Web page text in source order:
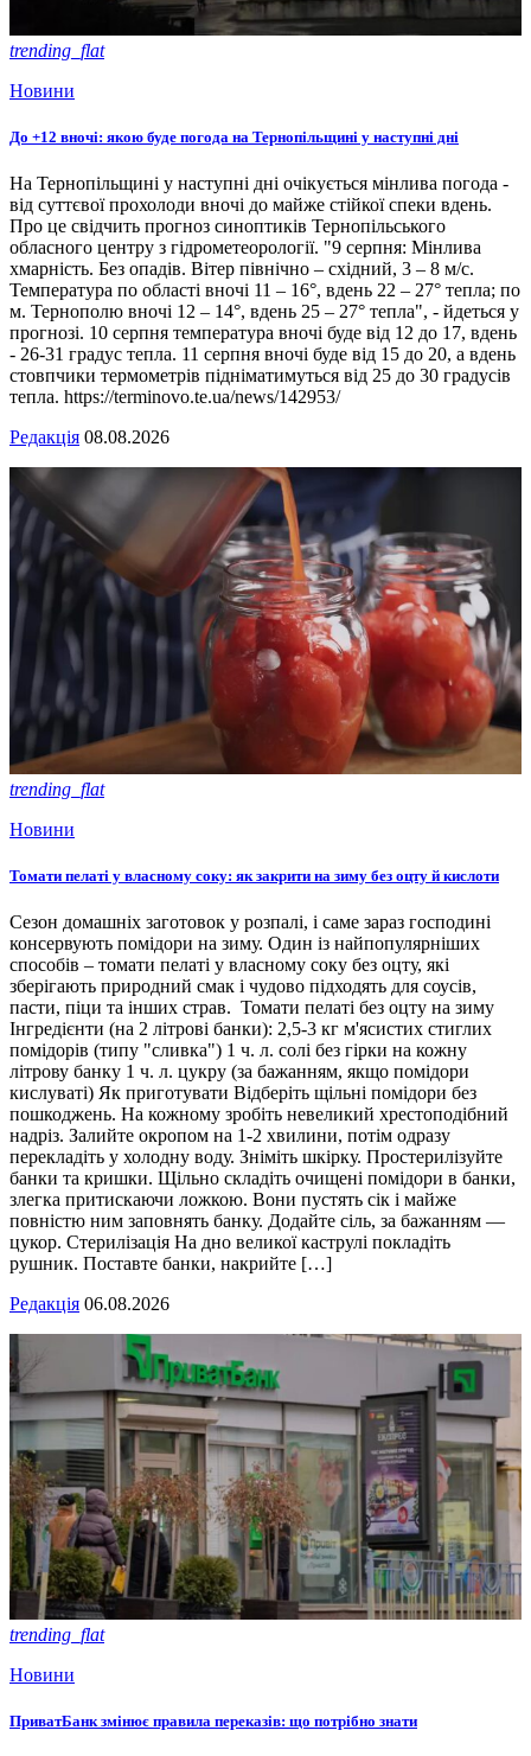
trending_flat
Новини
До +12 вночі: якою буде погода на Тернопільщині у наступні дні
На Тернопільщині у наступні дні очікується мінлива погода -
від суттєвої прохолоди вночі до майже стійкої спеки вдень.
Про це свідчить прогноз синоптиків Тернопільського
обласного центру з гідрометеорології. "9 серпня: Мінлива
хмарність. Без опадів. Вітер північно – східний, 3 – 8 м/с.
Температура по області вночі 11 – 16°, вдень 22 – 27° тепла; по
м. Тернополю вночі 12 – 14°, вдень 25 – 27° тепла", - йдеться у
прогнозі. 10 серпня температура вночі буде від 12 до 17, вдень
- 26-31 градус тепла. 11 серпня вночі буде від 15 до 20, а вдень
стовпчики термометрів підніматимуться від 25 до 30 градусів
тепла. https://terminovo.te.ua/news/142953/
Редакція 08.08.2026
trending_flat
Новини
Томати пелаті у власному соку: як закрити на зиму без оцту й кислоти
Сезон домашніх заготовок у розпалі, і саме зараз господині
консервують помідори на зиму. Один із найпопулярніших
способів – томати пелаті у власному соку без оцту, які
зберігають природний смак і чудово підходять для соусів,
пасти, піци та інших страв. Томати пелаті без оцту на зиму
Інгредієнти (на 2 літрові банки): 2,5-3 кг м'ясистих стиглих
помідорів (типу "сливка") 1 ч. л. солі без гірки на кожну
літрову банку 1 ч. л. цукру (за бажанням, якщо помідори
кислуваті) Як приготувати Відберіть щільні помідори без
пошкоджень. На кожному зробіть невеликий хрестоподібний
надріз. Залийте окропом на 1-2 хвилини, потім одразу
перекладіть у холодну воду. Зніміть шкірку. Простерилізуйте
банки та кришки. Щільно складіть очищені помідори в банки,
злегка притискаючи ложкою. Вони пустять сік і майже
повністю ним заповнять банку. Додайте сіль, за бажанням —
цукор. Стерилізація На дно великої каструлі покладіть
рушник. Поставте банки, накрийте […]
Редакція 06.08.2026
trending_flat
Новини
ПриватБанк змінює правила переказів: що потрібно знати